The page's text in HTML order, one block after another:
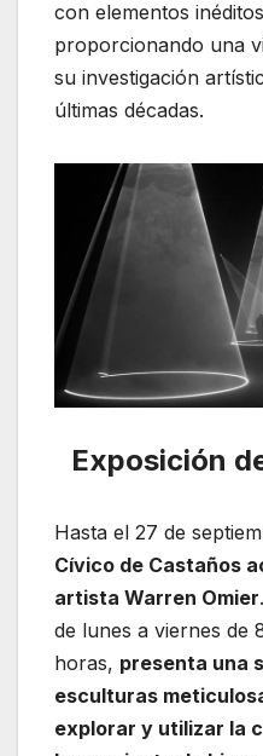
con elementos
proporcionando una
su investigación
últimas décadas.
Exposición
Hasta el 27 de
Cívico de Castaños
artista Warren Omier
de lunes a viernes de
horas, presenta una
esculturas
explorar y utilizar la